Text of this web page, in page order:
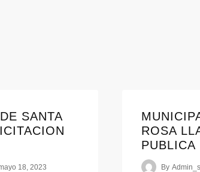
SANTA
18, 2023
ROSA
PUBLICA
By